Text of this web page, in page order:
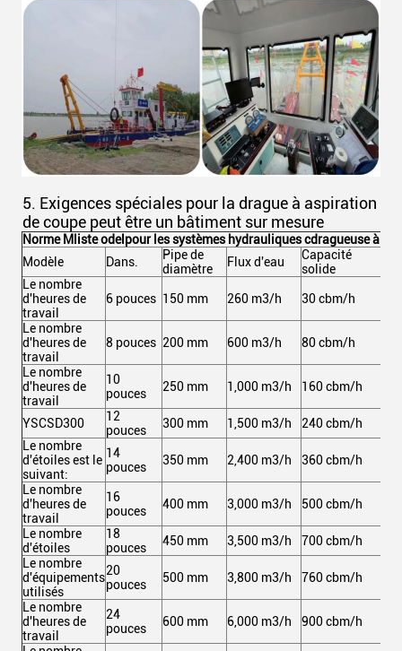
5. Exigences spéciales pour la drague à aspiration
de coupe peut être un bâtiment sur mesure
Norme M liste odel pour les systèmes hydrauliques cdragueuse à
Modèle
Dans.
Pipe de
diamètre
Flux d'eau
Capacité
solide
Le nombre
d'heures de
travail
6 pouces 150 mm 260 m3/h 30 cbm/h
Le nombre
d'heures de
travail
8 pouces 200 mm 600 m3/h 80 cbm/h
Le nombre
d'heures de
travail
10
pouces
250 mm 1,000 m3/h 160 cbm/h
YSCSD300
12
pouces
300 mm 1,500 m3/h 240 cbm/h
Le nombre
d'étoiles est le
suivant:
14
pouces
350 mm 2,400 m3/h 360 cbm/h
Le nombre
d'heures de
travail
16
pouces
400 mm 3,000 m3/h 500 cbm/h
Le nombre
d'étoiles
18
pouces
450 mm 3,500 m3/h 700 cbm/h
Le nombre
d'équipements
utilisés
20
pouces
500 mm 3,800 m3/h 760 cbm/h
Le nombre
d'heures de
travail
24
pouces
600 mm 6,000 m3/h 900 cbm/h